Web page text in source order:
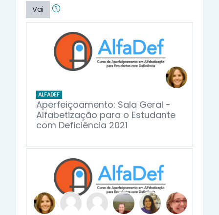
Vai
ALFADEF
Aperfeiçoamento: Sala Geral -
Alfabetização para o Estudante
com Deficiência 2021